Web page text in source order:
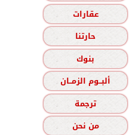
عقارات
حارتنا
بنوك
ألبــوم الزمــان
ترجمة
من نحن